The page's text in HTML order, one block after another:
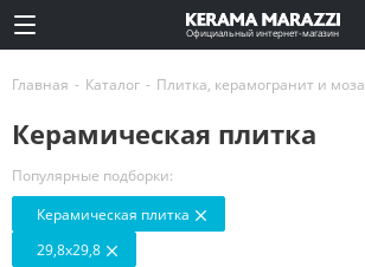
Официальный интернет-магазин
Главная - Каталог - Плитка, керамогранит и
Керамическая плитка
Популярные подборки:
Керамическая плитка
29,8x29,8